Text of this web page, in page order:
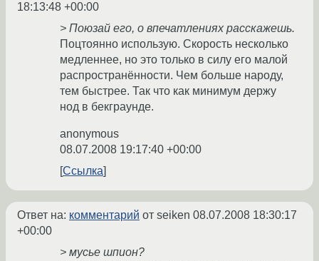
18:13:48 +00:00
> Поюзай его, о впечатлениях расскажешь.
Поцтоянно использую. Скорость несколько
медленнее, но это только в силу его малой
распространённости. Чем больше народу,
тем быстрее. Так что как минимум держу
нод в бекграунде.
anonymous
08.07.2008 19:17:40 +00:00
Ссылка
Ответ на: комментарий от seiken 08.07.2008 18:30:17
+00:00
> мусье шпион?